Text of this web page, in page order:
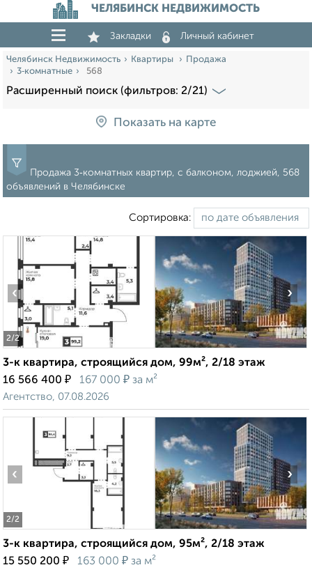
ЧЕЛЯБИНСК НЕДВИЖИМОСТЬ
Закладки Личный кабинет
Челябинск Недвижимость Квартиры
Продажа
3‑комнатные
568
Расширенный поиск (фильтров: 2/21)
Показать на карте
Продажа 3‑комнатных квартир, с балконом, лоджией, 568
объявлений в Челябинске
Сортировка:
2/2
‹ ›
3-к квартира, строящийся дом, 99м², 2/18 этаж
16 566 400 ₽ 167 000 ₽ за м²
Агентство, 07.08.2026
2/2
‹ ›
3-к квартира, строящийся дом, 95м², 2/18 этаж
15 550 200 ₽ 163 000 ₽ за м²